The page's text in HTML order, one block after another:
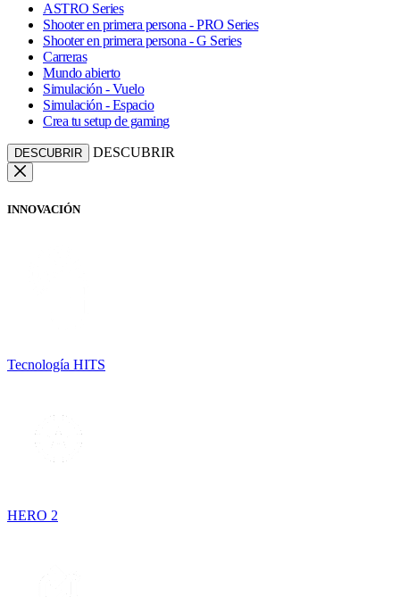
ASTRO Series
Shooter en primera persona - PRO Series
Shooter en primera persona - G Series
Carreras
Mundo abierto
Simulación - Vuelo
Simulación - Espacio
Crea tu setup de gaming
DESCUBRIR DESCUBRIR
INNOVACIÓN
Tecnología HITS
HERO 2